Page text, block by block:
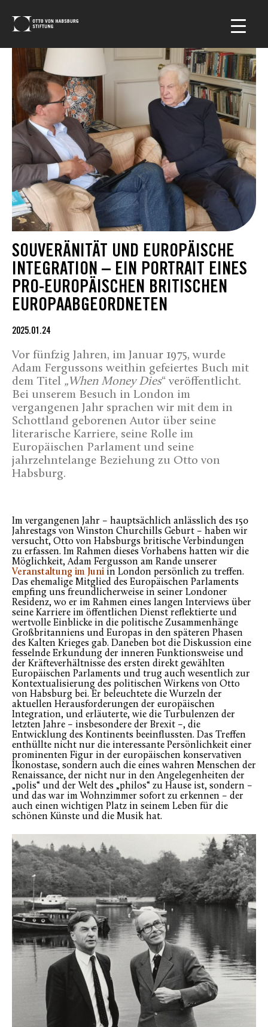
SOUVERÄNITÄT UND EUROPÄISCHE
INTEGRATION – EIN PORTRAIT EINES
PRO-EUROPÄISCHEN BRITISCHEN
EUROPAABGEORDNETEN
2025.01.24
Vor fünfzig Jahren, im Januar 1975, wurde
Adam Fergussons weithin gefeiertes Buch mit
dem Titel „When Money Dies“ veröffentlicht.
Bei unserem Besuch in London im
vergangenen Jahr sprachen wir mit dem in
Schottland geborenen Autor über seine
literarische Karriere, seine Rolle im
Europäischen Parlament und seine
jahrzehntelange Beziehung zu Otto von
Habsburg.
Im vergangenen Jahr – hauptsächlich anlässlich des 150
Jahrestags von Winston Churchills Geburt – haben wir
versucht, Otto von Habsburgs britische Verbindungen
zu erfassen. Im Rahmen dieses Vorhabens hatten wir die
Möglichkeit, Adam Fergusson am Rande unserer
Veranstaltung im Juniin London persönlich zu treffen.
Das ehemalige Mitglied des Europäischen Parlaments
empfing uns freundlicherweise in seiner Londoner
Residenz, wo er im Rahmen eines langen Interviews über
seine Karriere im öffentlichen Dienst reflektierte und
wertvolle Einblicke in die politische Zusammenhänge
Großbritanniens und Europas in den späteren Phasen
des Kalten Krieges gab. Daneben bot die Diskussion eine
fesselnde Erkundung der inneren Funktionsweise und
der Kräfteverhältnisse des ersten direkt gewählten
Europäischen Parlaments und trug auch wesentlich zur
Kontextualisierung des politischen Wirkens von Otto
von Habsburg bei. Er beleuchtete die Wurzeln der
aktuellen Herausforderungen der europäischen
Integration, und erläuterte, wie die Turbulenzen der
letzten Jahre – insbesondere der Brexit –, die
Entwicklung des Kontinents beeinflussten. Das Treffen
enthüllte nicht nur die interessante Persönlichkeit einer
prominenten Figur in der europäischen konservativen
Ikonostase, sondern auch die eines wahren Menschen der
Renaissance, der nicht nur in den Angelegenheiten der
„polis“ und der Welt des „philos“ zu Hause ist, sondern –
und das war im Wohnzimmer sofort zu erkennen – der
auch einen wichtigen Platz in seinem Leben für die
schönen Künste und die Musik hat.